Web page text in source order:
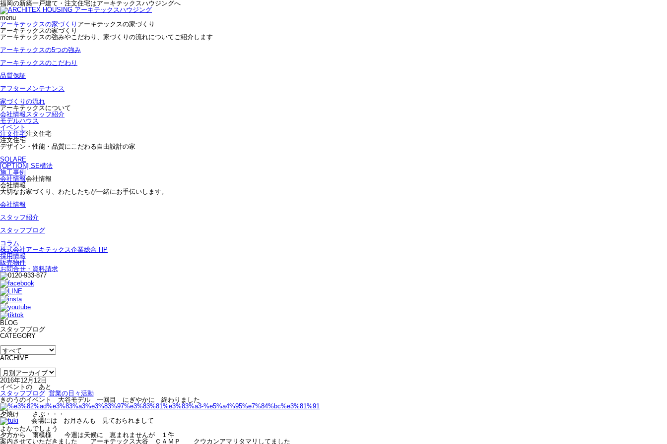
福岡の新築一戸建て・注文住宅はアーキテックスハウジングへ
menu
アーキテックスの家づくり アーキテックスの家づくり
アーキテックスの家づくり
アーキテックスの強みやこだわり、家づくりの流れについてご紹介します
アーキテックスの5つの強み
アーキテックスのこだわり
品質保証
アフターメンテナンス
家づくりの流れ
アーキテックスについて
会社情報スタッフ紹介
モデルハウス
イベント
注文住宅注文住宅
注文住宅
デザイン・性能・品質にこだわる自由設計の家
SOLARE
[OPTION] SE構法
施工事例
会社情報会社情報
会社情報
大切なお家づくり、わたしたちが一緒にお手伝いします。
会社情報
スタッフ紹介
スタッフブログ
コラム
株式会社アーキテックス企業総合 HP
採用情報
販売物件
お問合せ・資料請求
BLOG
スタッフブログ
CATEGORY
ARCHIVE
2016年12月12日
イベントの あと
スタッフブログ 営業の日々活動
きのうのイベント 大谷モデル 一回目 にぎやかに 終わりました
夕焼け さぶ・・・
会場には お月さんも 見ておられまして
よかったんでしょう
夕方から 雨模様 今週は天候に 恵まれませんが １件
案内させていただきました アーキテックス大谷 ＣＡＭＰ クウカンアマリタマリしてました